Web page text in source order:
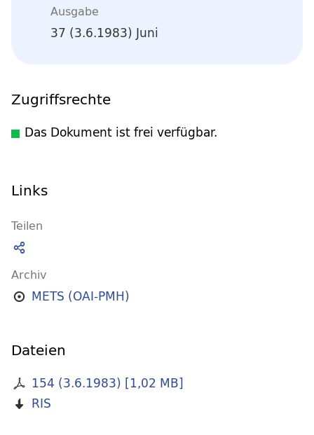
Ausgabe
37 (3.6.1983) Juni
Zugriffsrechte
Das Dokument ist frei verfügbar.
Links
Teilen
Archiv
METS (OAI-PMH)
Dateien
154 (3.6.1983) [1,02 MB]
RIS